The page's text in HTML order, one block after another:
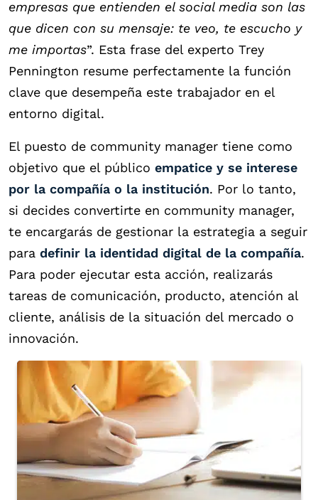
empresas que entienden el social media son las
que dicen con su mensaje: te veo, te escucho y
me importas”. Esta frase del experto Trey
Pennington resume perfectamente la función
clave que desempeña este trabajador en el
entorno digital.
El puesto de community manager tiene como
objetivo que el público empatice y se interese
por la compañía o la institución. Por lo tanto,
si decides convertirte en community manager,
te encargarás de gestionar la estrategia a seguir
para definir la identidad digital de la compañía.
Para poder ejecutar esta acción, realizarás
tareas de comunicación, producto, atención al
cliente, análisis de la situación del mercado o
innovación.